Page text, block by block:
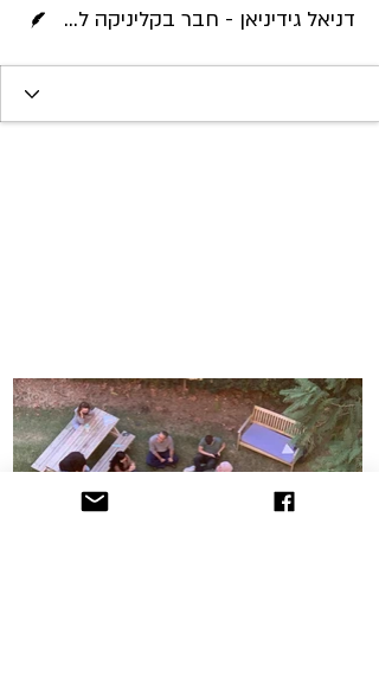
דניאל גידיניאן - חבר בקליניקה לתובענות ייצוגיות